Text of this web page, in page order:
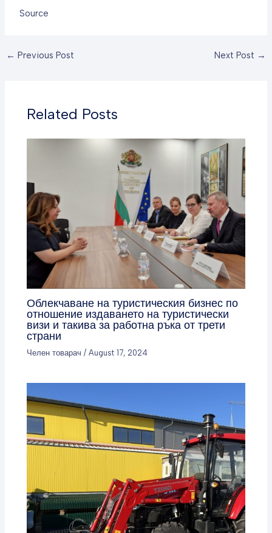
Source
← Previous Post Next Post →
Related Posts
Облекчаване на туристическия бизнес по
отношение издаването на туристически
визи и такива за работна ръка от трети
страни
Челен товарач /August 17, 2024